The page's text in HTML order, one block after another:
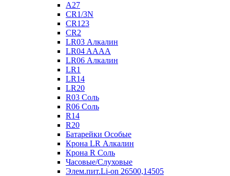
A27
CR1/3N
CR123
CR2
LR03 Алкалин
LR04 AAAA
LR06 Алкалин
LR1
LR14
LR20
R03 Соль
R06 Соль
R14
R20
Батарейки Особые
Крона LR Алкалин
Крона R Соль
Часовые/Слуховые
Элем.пит.Li-on 26500,14505